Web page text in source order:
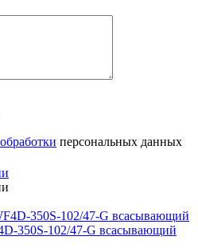
персональных данных
350S-102/47-G всасывающий